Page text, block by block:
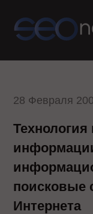
28 Февраля
Технология
поисковые
Интернета